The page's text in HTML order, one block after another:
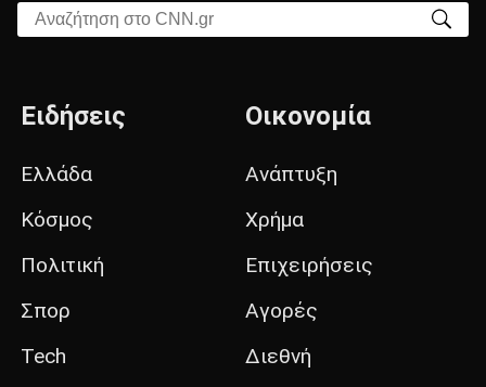
Αναζήτηση στο CNN.gr
Ειδήσεις
Ελλάδα
Κόσμος
Πολιτική
Σπορ
Tech
Οικονομία
Ανάπτυξη
Χρήμα
Επιχειρήσεις
Αγορές
Διεθνή